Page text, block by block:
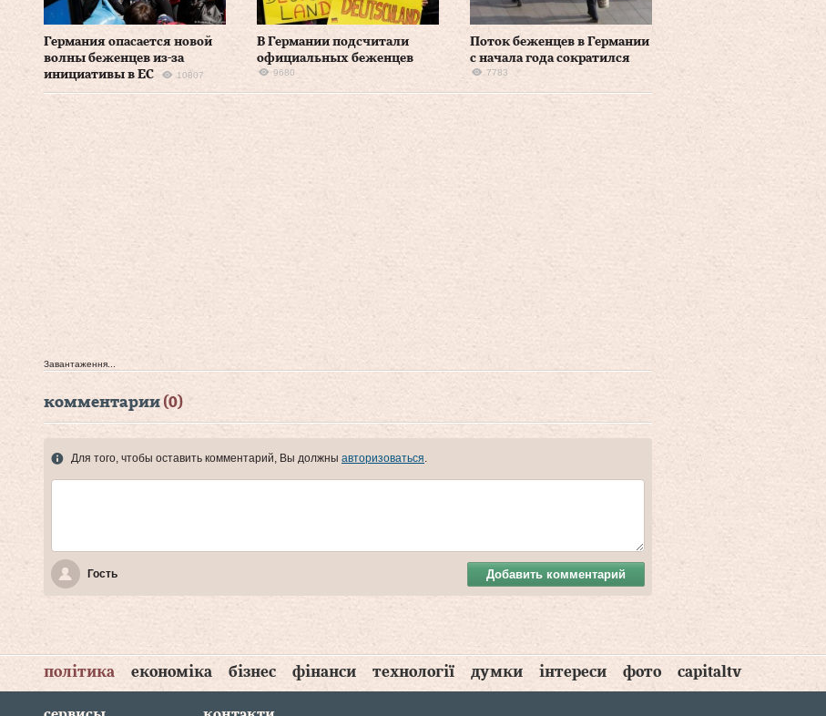
Германия опасается новой
волны беженцев из-за
инициативы в ЕС
10807
В Германии подсчитали
официальных беженцев
9680
Поток беженцев в Германии
с начала года сократился
7783
Завантаження...
комментарии (0)
Для того, чтобы оставить комментарий, Вы должны авторизоваться
Гость Добавить комментарий
політика економіка бізнес фінанси технології думки інтереси фото capitaltv